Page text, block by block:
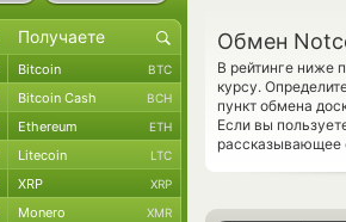
Обмен
В рейтинге ниже
курсу.
пункт обмена
Если вы
рассказывающее
Bitcoin BTC
Bitcoin Cash BCH
Ethereum ETH
Litecoin LTC
XRP XRP
Monero XMR